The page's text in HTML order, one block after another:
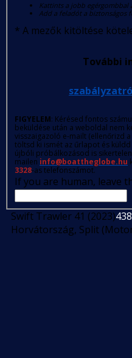
Kattints a jobb egérgombbal
Add a feladót a biztonságos
* A mezők kitöltése
További
FIGYELEM: Kérésed fontos
beküldése után a weboldal nem
visszaigazoló e-mailt (ellenőrizd
töltsd ki ismét az űrlapot és
újbóli próbálkozásod is
mailen info@boattheglobe.hu
3328-as telefonszámot.
If you are human, leave
Swift Trawler 41 (2023)438
Horvátország, Split